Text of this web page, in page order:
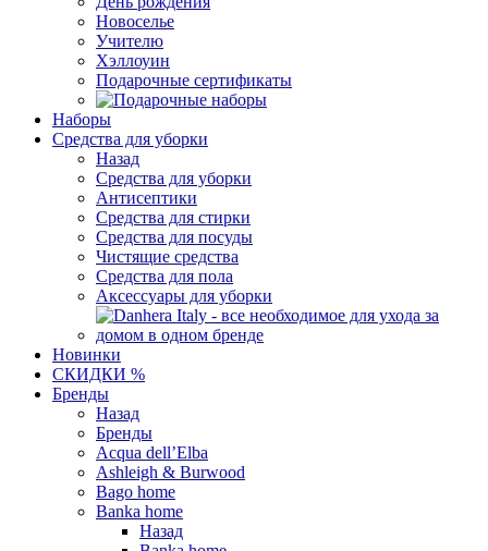
Новоселье
Учителю
Хэллоуин
Подарочные сертификаты
Наборы
Средства для уборки
Назад
Средства для уборки
Антисептики
Средства для стирки
Средства для посуды
Чистящие средства
Средства для пола
Аксессуары для уборки
Новинки
СКИДКИ %
Бренды
Назад
Бренды
Acqua dell’Elba
Ashleigh & Burwood
Bago home
Banka home
Назад